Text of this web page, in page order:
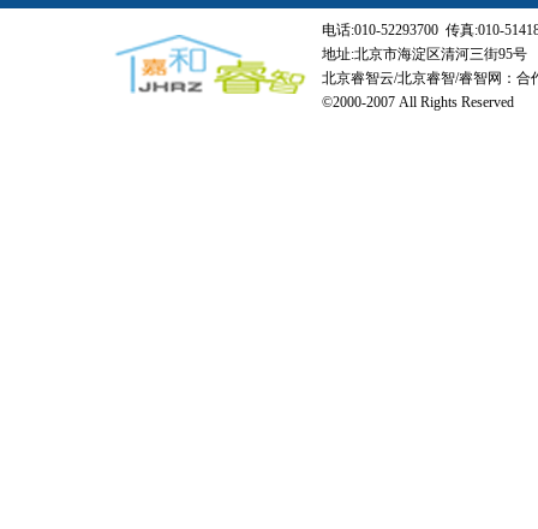
电话:010-52293700 传真:010-
地址:北京市海淀区清河三街95号
北京睿智云/北京睿智/睿智网：合
©2000-2007 All Rights Reserved